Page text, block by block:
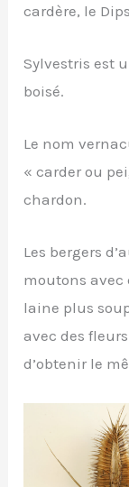
cardère, le
Sylvestris est
boisé.
Le nom
« carder ou
chardon.
Les bergers
moutons avec
laine plus
avec des
d’obtenir le